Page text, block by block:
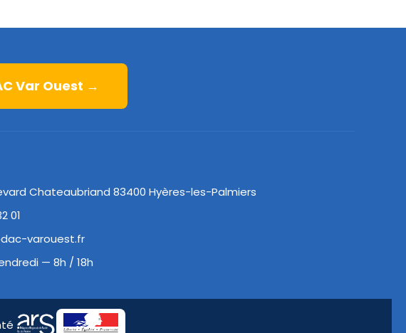
Var Ouest →
Chateaubriand 83400 Hyères-les-Palmiers
01
varouest.fr
— 8h / 18h